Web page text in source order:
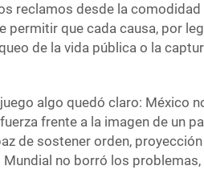
reclamos desde la
permitir que cada causa, por
de la vida pública o la
algo quedó claro: México
frente a la imagen de un
de sostener orden,
no borró los problemas,